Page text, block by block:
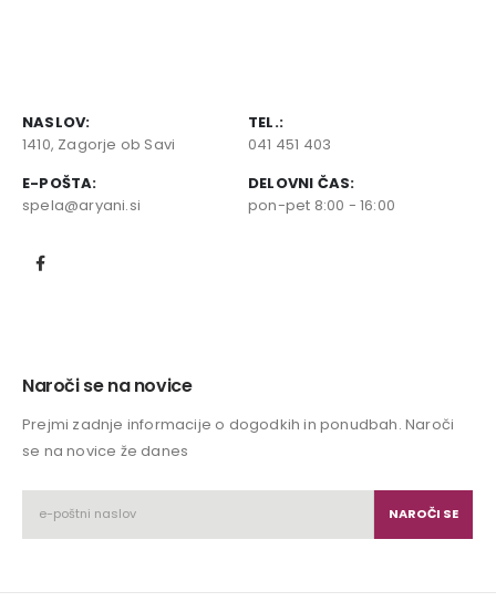
NASLOV:
1410, Zagorje ob Savi
TEL.:
041 451 403
E-POŠTA:
spela@aryani.si
DELOVNI ČAS:
pon-pet 8:00 - 16:00
Naroči se na novice
Prejmi zadnje informacije o dogodkih in ponudbah. Naroči
se na novice že danes